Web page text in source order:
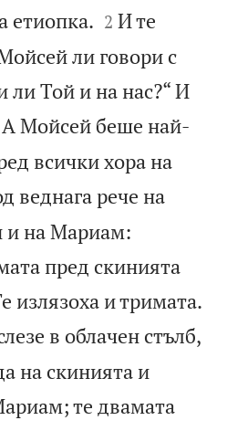
етиопка. 

2 И те
ли говори с
ли Той и на нас?“ И
А Мойсей беше най-
всички хора на
веднага рече на
и на Мариам:
пред скинията
излязоха и тримата.
в облачен стълб,
на скинията и
те двамата